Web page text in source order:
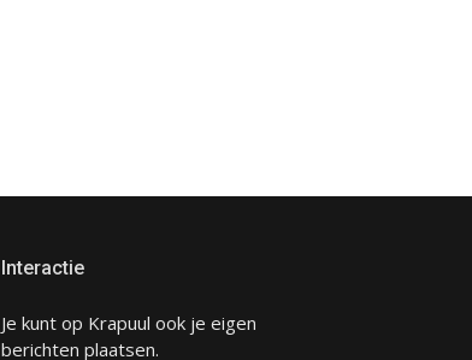
Interactie
Je kunt op Krapuul ook je eigen
berichten plaatsen.